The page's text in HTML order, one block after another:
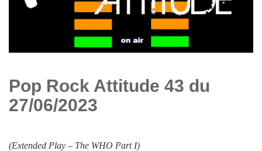
Pop Rock Attitude 43 du
27/06/2023
(Extended Play – The WHO Part I)